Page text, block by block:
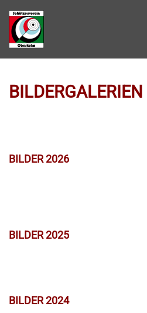
Zum Hauptinhalt springen
BILDERGALERIEN
BILDER 2026
BILDER 2025
BILDER 2024